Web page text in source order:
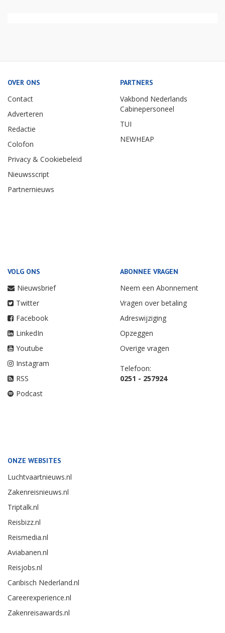
OVER ONS
Contact
Adverteren
Redactie
Colofon
Privacy & Cookiebeleid
Nieuwsscript
Partnernieuws
PARTNERS
Vakbond Nederlands
Cabinepersoneel
TUI
NEWHEAP
VOLG ONS
Nieuwsbrief
Twitter
Facebook
LinkedIn
Youtube
Instagram
RSS
Podcast
ABONNEE VRAGEN
Neem een Abonnement
Vragen over betaling
Adreswijziging
Opzeggen
Overige vragen
Telefoon:
0251 - 257924
ONZE WEBSITES
Luchtvaartnieuws.nl
Zakenreisnieuws.nl
Triptalk.nl
Reisbizz.nl
Reismedia.nl
Aviabanen.nl
Reisjobs.nl
Caribisch Nederland.nl
Careerexperience.nl
Zakenreisawards.nl